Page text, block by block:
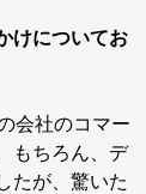
けについてお
会社のコマー
もちろん、デ
たが、驚いた